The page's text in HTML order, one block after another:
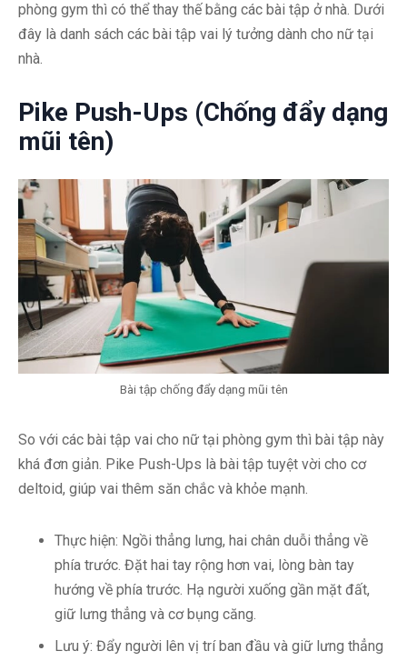
phòng gym thì có thể thay thế bằng các bài tập ở nhà. Dưới
đây là danh sách các bài tập vai lý tưởng dành cho nữ tại
nhà.
Pike Push-Ups (Chống đẩy dạng
mũi tên)
Bài tập chống đẩy dạng mũi tên
So với các bài tập vai cho nữ tại phòng gym thì bài tập này
khá đơn giản. Pike Push-Ups là bài tập tuyệt vời cho cơ
deltoid, giúp vai thêm săn chắc và khỏe mạnh.
Thực hiện: Ngồi thẳng lưng, hai chân duỗi thẳng về
phía trước. Đặt hai tay rộng hơn vai, lòng bàn tay
hướng về phía trước. Hạ người xuống gần mặt đất,
giữ lưng thẳng và cơ bụng căng.
Lưu ý: Đẩy người lên vị trí ban đầu và giữ lưng thẳng